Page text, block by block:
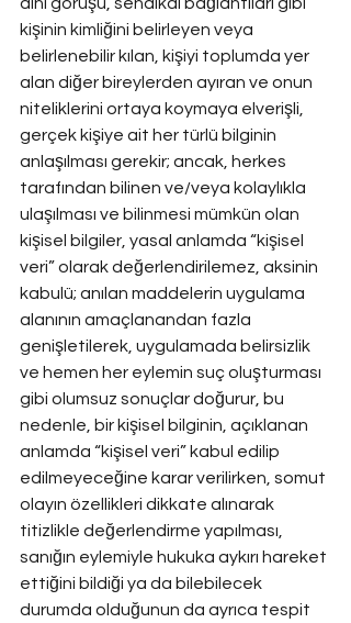
kişinin kimliğini belirleyen veya
belirlenebilir kılan, kişiyi toplumda yer
alan diğer bireylerden ayıran ve onun
niteliklerini ortaya koymaya elverişli,
gerçek kişiye ait her türlü bilginin
anlaşılması gerekir; ancak, herkes
tarafından bilinen ve/veya kolaylıkla
ulaşılması ve bilinmesi mümkün olan
kişisel bilgiler, yasal anlamda “kişisel
veri” olarak değerlendirilemez, aksinin
kabulü; anılan maddelerin uygulama
alanının amaçlanandan fazla
genişletilerek, uygulamada belirsizlik
ve hemen her eylemin suç oluşturması
gibi olumsuz sonuçlar doğurur, bu
nedenle, bir kişisel bilginin, açıklanan
anlamda “kişisel veri” kabul edilip
edilmeyeceğine karar verilirken, somut
olayın özellikleri dikkate alınarak
titizlikle değerlendirme yapılması,
sanığın eylemiyle hukuka aykırı hareket
ettiğini bildiği ya da bilebilecek
durumda olduğunun da ayrıca tespit